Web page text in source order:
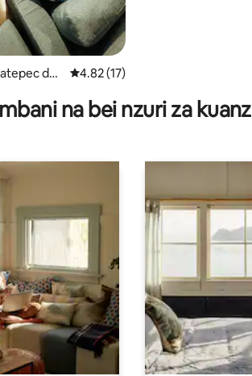
de
Ukadiriaji wa wastani wa 4.82 kati
4.82 (17)
na bei nzuri za